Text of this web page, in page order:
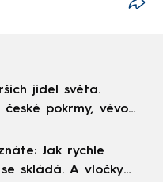
jídel světa.
pokrmy, vévodí
Jak rychle
skládá. A vločky